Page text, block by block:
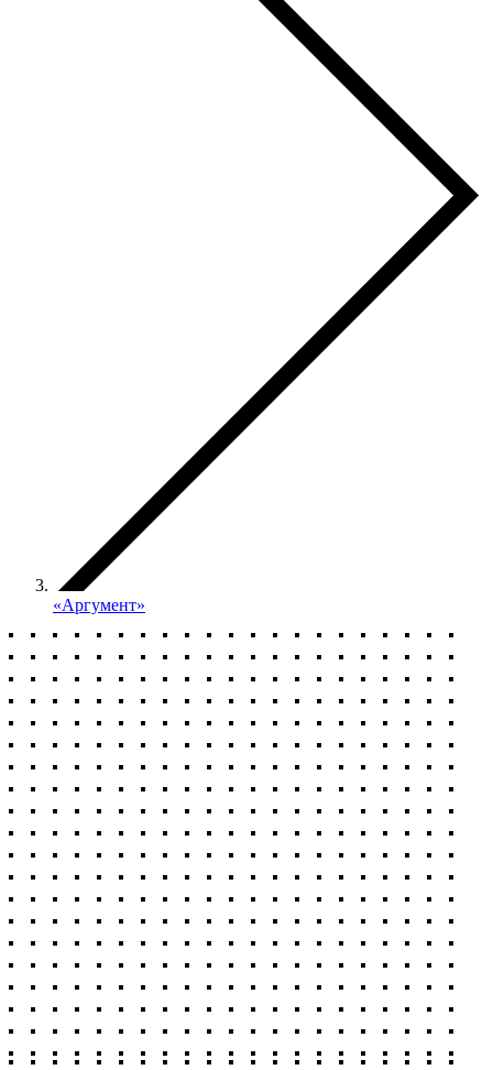
«Аргумент»‎